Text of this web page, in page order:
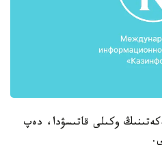
مۇشە-مەملەكەتىنىڭ وكىلى قاتىسۋدا، دەپ